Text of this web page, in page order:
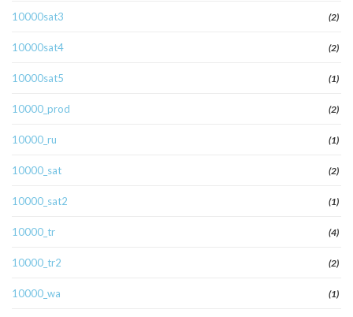
10000sat3 (2)
10000sat4 (2)
10000sat5 (1)
10000_prod (2)
10000_ru (1)
10000_sat (2)
10000_sat2 (1)
10000_tr (4)
10000_tr2 (2)
10000_wa (1)